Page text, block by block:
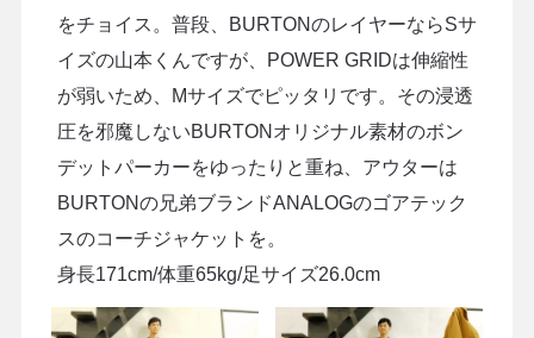
をチョイス。普段、BURTONのレイヤーならSサ
イズの山本くんですが、POWER GRIDは伸縮性
が弱いため、Mサイズでピッタリです。その浸透
圧を邪魔しないBURTONオリジナル素材のボン
デットパーカーをゆったりと重ね、アウターは
BURTONの兄弟ブランドANALOGのゴアテック
スのコーチジャケットを。
身長171cm/体重65kg/足サイズ26.0cm